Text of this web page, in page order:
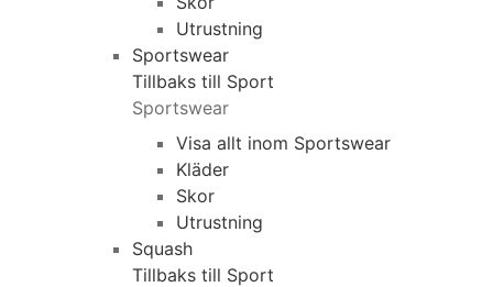
Utrustning
Sportswear
Tillbaks till Sport
Sportswear
Visa allt inom Sportswear
Kläder
Skor
Utrustning
Squash
Tillbaks till Sport